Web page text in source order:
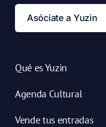
Asóciate a Yuzin
Qué es Yuzin
Agenda Cultural
Vende tus entradas